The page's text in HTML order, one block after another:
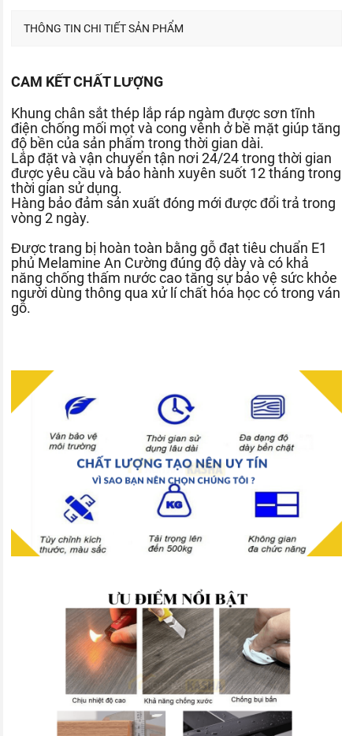
THÔNG TIN CHI TIẾT SẢN PHẨM
CAM KẾT CHẤT LƯỢNG
Khung chân sắt thép lắp ráp ngàm được sơn tĩnh
điện chống mối mọt và cong vênh ở bề mặt giúp tăng
độ bền của sản phẩm trong thời gian dài.
Lắp đặt và vận chuyển tận nơi 24/24 trong thời gian
được yêu cầu và bảo hành xuyên suốt 12 tháng trong
thời gian sử dụng.
Hàng bảo đảm sản xuất đóng mới được đổi trả trong
vòng 2 ngày.
Được trang bị hoàn toàn bằng gỗ đạt tiêu chuẩn E1
phủ Melamine An Cường đúng độ dày và có khả
năng chống thấm nước cao tăng sự bảo vệ sức khỏe
người dùng thông qua xử lí chất hóa học có trong ván
gỗ.